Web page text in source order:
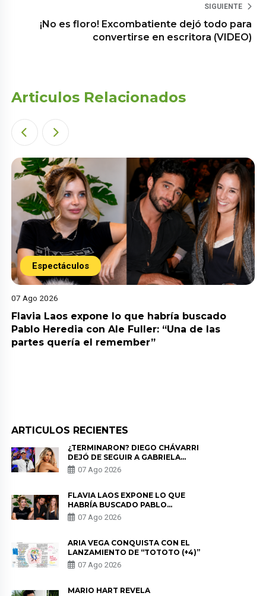
SIGUIENTE
¡No es floro! Excombatiente dejó todo para
convertirse en escritora (VIDEO)
Articulos Relacionados
Espectáculos
07 Ago 2026
Flavia Laos expone lo que habría buscado
Pablo Heredia con Ale Fuller: “Una de las
partes quería el remember”
ARTICULOS RECIENTES
¿TERMINARON? DIEGO CHÁVARRI
DEJÓ DE SEGUIR A GABRIELA
HERRERA Y ANUNCIA SU SALIDA
DE PÓDCAST
07 Ago 2026
FLAVIA LAOS EXPONE LO QUE
HABRÍA BUSCADO PABLO
HEREDIA CON ALE FULLER: “UNA
DE LAS PARTES QUERÍA EL
07 Ago 2026
ARIA VEGA CONQUISTA CON EL
LANZAMIENTO DE “TOTOTO (+4)”
07 Ago 2026
MARIO HART REVELA